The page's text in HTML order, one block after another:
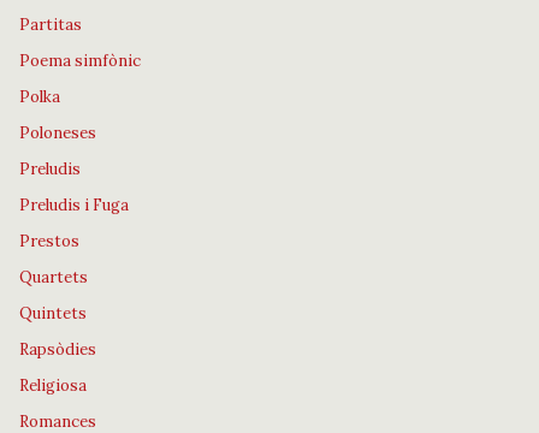
Partitas
Poema simfònic
Polka
Poloneses
Preludis
Preludis i Fuga
Prestos
Quartets
Quintets
Rapsòdies
Religiosa
Romances